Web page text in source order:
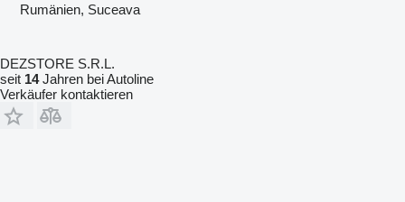
Rumänien, Suceava
DEZSTORE S.R.L.
seit 14Jahren bei Autoline
Verkäufer kontaktieren